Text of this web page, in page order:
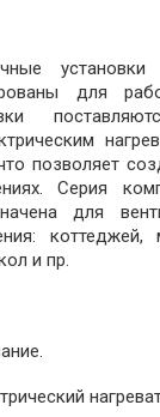
для
позволяет
Серия
для
коттеджей,
и пр.